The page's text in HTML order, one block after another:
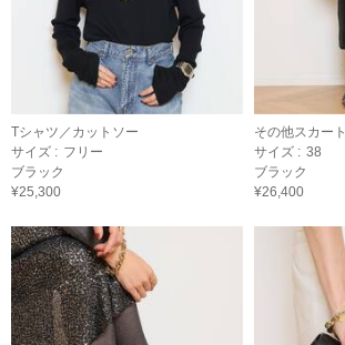
Tシャツ／カットソー
サイズ : フリー
ブラック
¥25,300
その他スカート
サイズ : 38
ブラック
¥26,400